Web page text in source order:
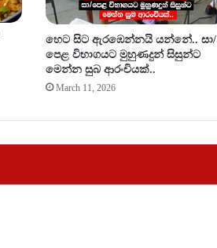
හෙට සිට ඇරඹෙන්නයි යන්නේ.. සා/
පෙළ විභාගයට මුහුණදුන් සිසුන්ට
මෙන්න සුබ ආරංචියක්..
March 11, 2026